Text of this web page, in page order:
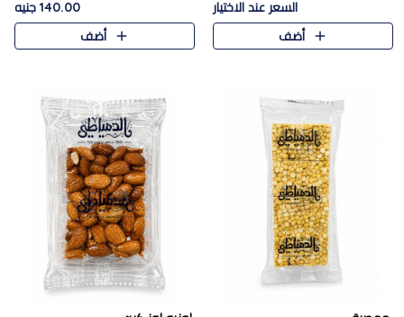
المكرمل، لتقدم طعم السمسم
المميز وقرمشتة التي ارتبطت ببهجة
المولد عبر الأجيال.
السعر عند الاختيار
أضف
يجمع بين النكهة الغنية ناتي
والقرمشة الراقية المرضية في
حلوى شرقية أنيقه بطابع مميز.
140.00 جنيه
أضف